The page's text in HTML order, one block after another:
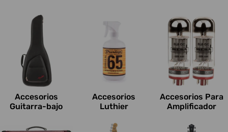
Accesorios
Guitarra-bajo
Accesorios
Luthier
Accesorios Para
Amplificador